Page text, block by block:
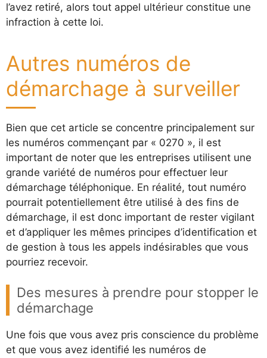
l’avez retiré, alors tout appel ultérieur constitue une
infraction à cette loi.
Autres numéros de
démarchage à surveiller
Bien que cet article se concentre principalement sur
les numéros commençant par « 0270 », il est
important de noter que les entreprises utilisent une
grande variété de numéros pour effectuer leur
démarchage téléphonique. En réalité, tout numéro
pourrait potentiellement être utilisé à des fins de
démarchage, il est donc important de rester vigilant
et d’appliquer les mêmes principes d’identification et
de gestion à tous les appels indésirables que vous
pourriez recevoir.
Des mesures à prendre pour stopper le
démarchage
Une fois que vous avez pris conscience du problème
et que vous avez identifié les numéros de